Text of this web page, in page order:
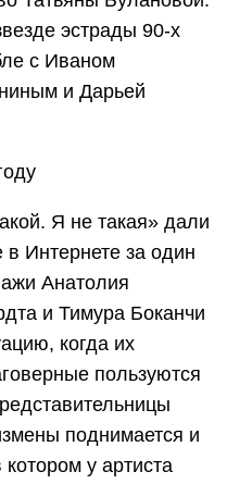
эстрады 90-х
с Иваном
и Дарьей
Я не такая» дали
Интернете за один
Анатолия
и Тимура Боканчи
когда их
пользуются
поднимается и
у артиста